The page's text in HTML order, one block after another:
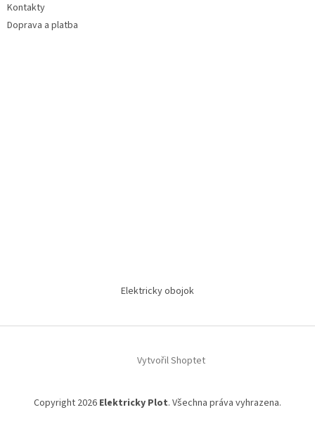
Kontakty
Doprava a platba
Elektricky obojok
Vytvořil Shoptet
Copyright 2026 Elektricky Plot. Všechna práva vyhrazena.